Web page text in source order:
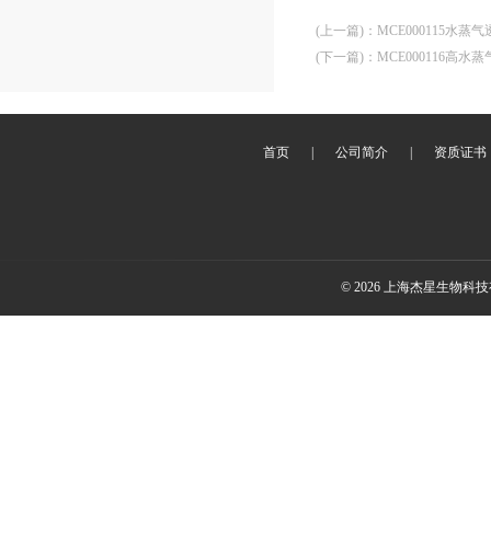
(上一篇) ： MCE000115水蒸
(下一篇) ： MCE000116高水
首页 公司简介 资质证书
© 2026 上海杰星生物科